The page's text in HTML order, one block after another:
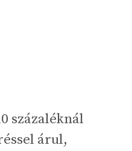
százaléknál
árul,